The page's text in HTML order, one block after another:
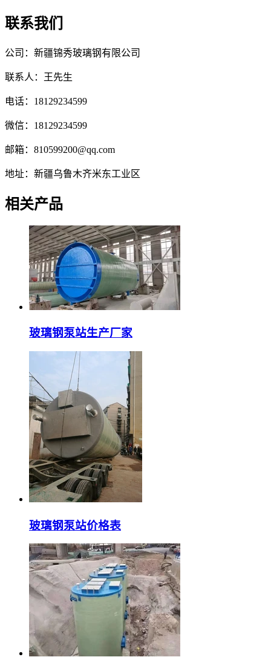
联系我们
公司：新疆锦秀玻璃钢有限公司
联系人：王先生
电话：18129234599
微信：18129234599
邮箱：810599200@qq.com
地址：新疆乌鲁木齐米东工业区
相关产品
玻璃钢泵站生产厂家
玻璃钢泵站价格表